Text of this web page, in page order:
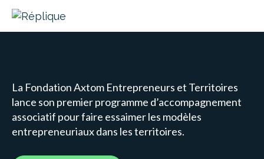
La Fondation Axtom Entrepreneurs et Territoires
lance son premier programme d’accompagnement
associatif pour faire essaimer les modèles
entrepreneuriaux dans les territoires.